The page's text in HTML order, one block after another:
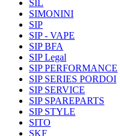
SIL
SIMONINI
SIP
SIP - VAPE
SIP BFA
SIP Legal
SIP PERFORMANCE
SIP SERIES PORDOI
SIP SERVICE
SIP SPAREPARTS
SIP STYLE
SITO
SKF